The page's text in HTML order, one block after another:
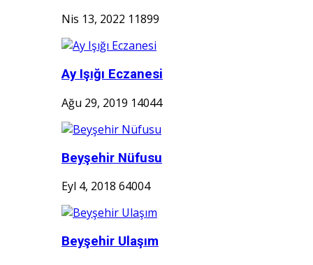
Nis 13, 2022 11899
Ay Işığı Eczanesi
Ağu 29, 2019 14044
Beyşehir Nüfusu
Eyl 4, 2018 64004
Beyşehir Ulaşım